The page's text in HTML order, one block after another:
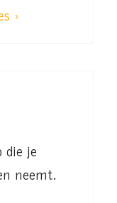
›
die je
neemt.